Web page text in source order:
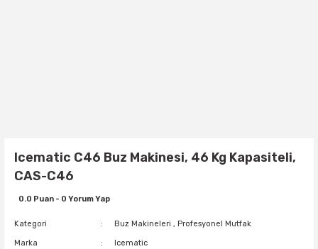
Icematic C46 Buz Makinesi, 46 Kg Kapasiteli,
CAS-C46
0.0 Puan - 0 Yorum Yap
Kategori Buz Makineleri , Profesyonel Mutfak
Marka Icematic